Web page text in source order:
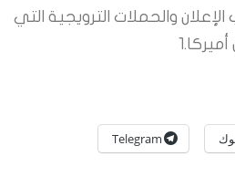
والحملات الترويجية التي
Telegram